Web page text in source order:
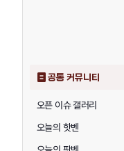
공통 커뮤니티
오픈 이슈 갤러리
오늘의 핫벤